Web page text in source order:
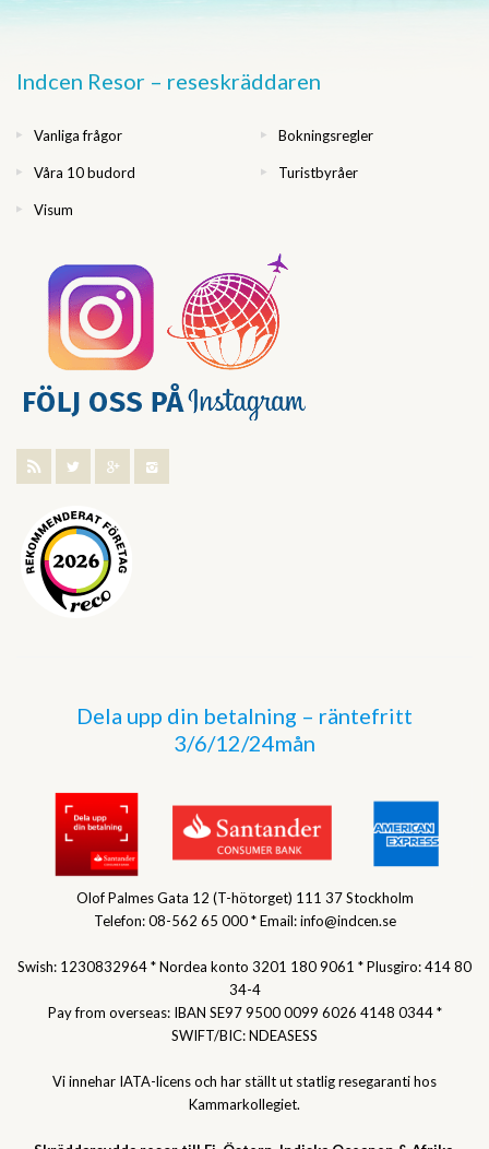
Indcen Resor – reseskräddaren
Vanliga frågor Bokningsregler
Våra 10 budord Turistbyråer
Visum
Dela upp din betalning – räntefritt
3/6/12/24mån
Olof Palmes Gata 12 (T-hötorget) 111 37 Stockholm
Telefon: 08-562 65 000 * Email: info@indcen.se
Swish: 1230832964 * Nordea konto 3201 180 9061 * Plusgiro: 414 80
34-4
Pay from overseas: IBAN SE97 9500 0099 6026 4148 0344 *
SWIFT/BIC: NDEASESS
Vi innehar IATA-licens och har ställt ut statlig resegaranti hos
Kammarkollegiet.